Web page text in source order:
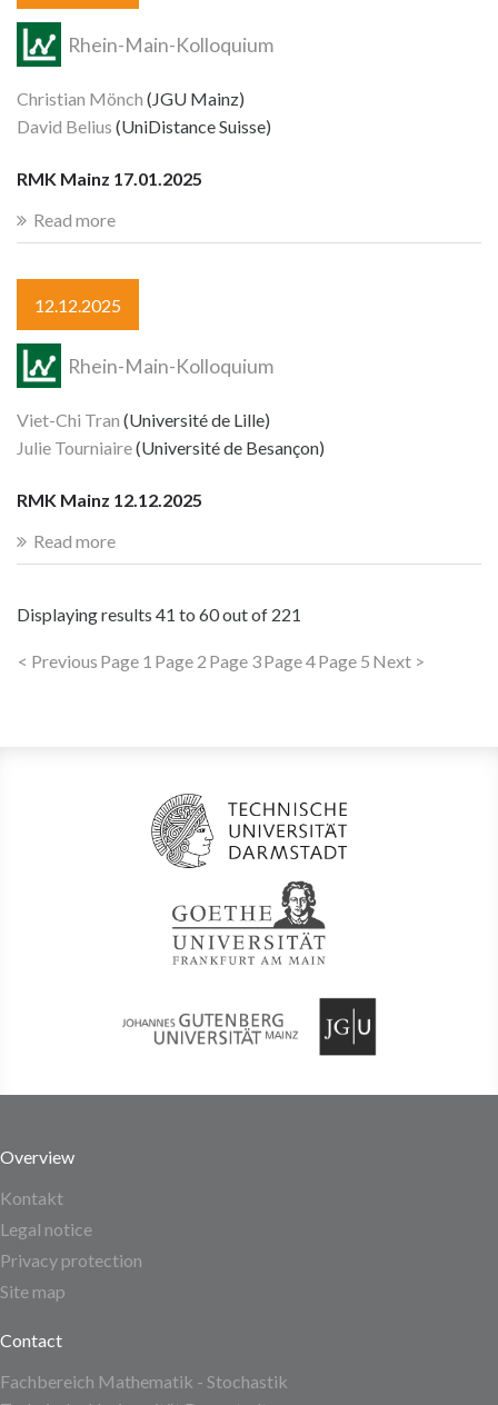
Rhein-Main-Kolloquium
Christian Mönch (JGU Mainz)
David Belius (UniDistance Suisse)
RMK Mainz 17.01.2025
Read more
12.12.2025
Rhein-Main-Kolloquium
Viet-Chi Tran (Université de Lille)
Julie Tourniaire(Université de Besançon)
RMK Mainz 12.12.2025
Read more
Displaying results 41 to 60out of 221
< Previous Page 1 Page 2 Page 3Page 4Page 5 Next >
Overview
Kontakt
Legal notice
Privacy protection
Site map
Contact
Fachbereich Mathematik - Stochastik